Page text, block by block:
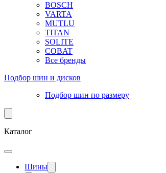
BOSCH
VARTA
MUTLU
TITAN
SOLITE
COBAT
Все бренды
Подбор шин и дисков
Подбор шин по размеру
Каталог
Шины